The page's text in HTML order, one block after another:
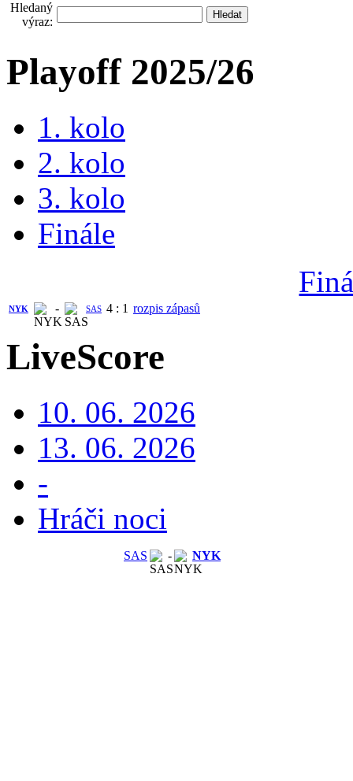
Hledaný
výraz:
Playoff 2025/26
1. kolo
2. kolo
3. kolo
Finále
NYK - SAS 4 : 1 rozpis zápasů
LiveScore
10. 06. 2026
13. 06. 2026
-
Hráči noci
SAS - NYK